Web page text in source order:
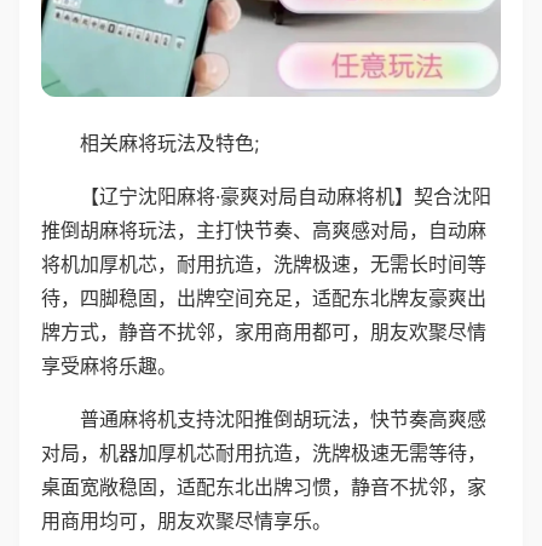
相关麻将玩法及特色;
【辽宁沈阳麻将·豪爽对局自动麻将机】契合沈阳
推倒胡麻将玩法，主打快节奏、高爽感对局，自动麻
将机加厚机芯，耐用抗造，洗牌极速，无需长时间等
待，四脚稳固，出牌空间充足，适配东北牌友豪爽出
牌方式，静音不扰邻，家用商用都可，朋友欢聚尽情
享受麻将乐趣。
普通麻将机支持沈阳推倒胡玩法，快节奏高爽感
对局，机器加厚机芯耐用抗造，洗牌极速无需等待，
桌面宽敞稳固，适配东北出牌习惯，静音不扰邻，家
用商用均可，朋友欢聚尽情享乐。